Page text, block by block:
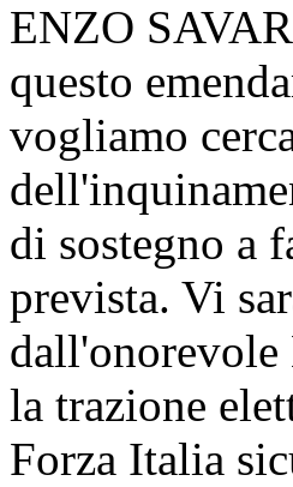
ENZO
questo
vogliamo
di sostegno a
prevista. Vi
dall'onorevole
la trazione
Forza Italia